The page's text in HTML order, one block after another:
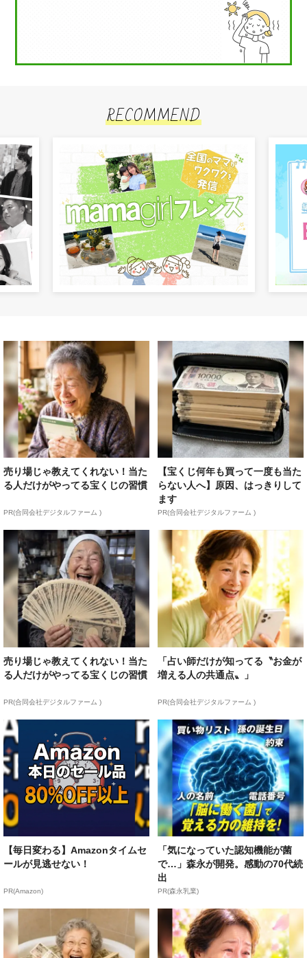
RECOMMEND
売り場じゃ教えてくれない！当た
る人だけがやってる宝くじの習慣
PR(合同会社デジタルファーム )
【宝くじ何年も買って一度も当た
らない人へ】原因、はっきりして
ます
PR(合同会社デジタルファーム )
売り場じゃ教えてくれない！当た
る人だけがやってる宝くじの習慣
PR(合同会社デジタルファーム )
「占い師だけが知ってる〝お金が
増える人の共通点〟」
PR(合同会社デジタルファーム )
【毎日変わる】Amazonタイムセ
ールが見逃せない！
PR(Amazon)
「気になっていた認知機能が菌
で…」森永が開発。感動の70代続
出
PR(森永乳業)